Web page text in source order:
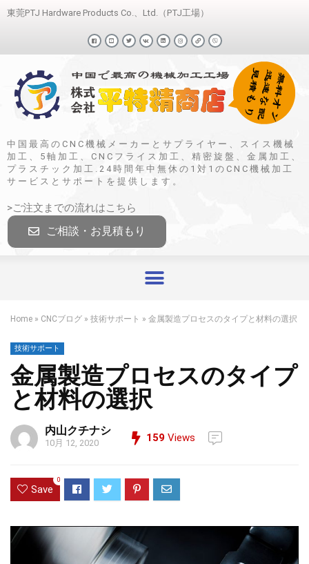
東莞PTJ Hardware Products Co.、Ltd.（PTJ工場）
中国最高のCNC機械メーカーとサプライヤー、スイス機械
加工、5軸加工、CNCフライス加工、精密旋盤、金属加工、
プラスチック加工.24時間年中無休の1対1のCNC機械加工
サービスとサポートを提供します。
>ご注文までの流れはこちら
ご相談・お見積もり
Home » CNCブログ » 技術サポート » 金属製造プロセスのタイプと材料の選択
技術サポート
金属製造プロセスのタイプ
と材料の選択
内山クチナシ
10月 12, 2020 159 Views
Save
0